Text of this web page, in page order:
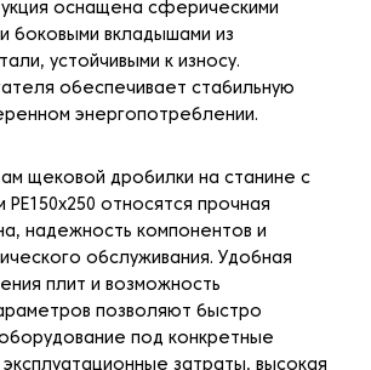
оснащена сферическими
боковыми вкладышами из
устойчивыми к износу.
обеспечивает стабильную
энергопотреблении.
щековой дробилки на станине с
PE150x250 относятся прочная
надежность компонентов и
обслуживания. Удобная
плит и возможность
позволяют быстро
под конкретные
эксплуатационные затраты, высокая